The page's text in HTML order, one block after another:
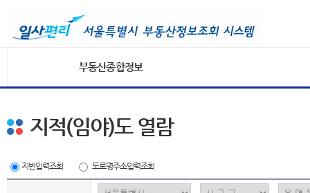
부동산종합정보
지적(임야)도 열람
지번입력조회 도로명주소입력조회